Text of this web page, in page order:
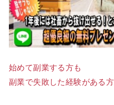
始めて副業する方も
副業で失敗した経験がある方